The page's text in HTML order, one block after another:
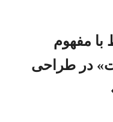
با مفهوم
در طراحی